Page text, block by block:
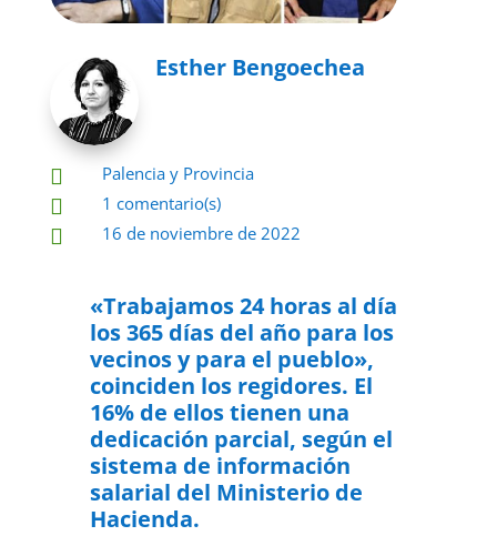
Esther Bengoechea
 Palencia y Provincia
 1 comentario(s)
 16 de noviembre de 2022
«Trabajamos 24 horas al día
los 365 días del año para los
vecinos y para el pueblo»,
coinciden los regidores. El
16% de ellos tienen una
dedicación parcial, según el
sistema de información
salarial del Ministerio de
Hacienda.